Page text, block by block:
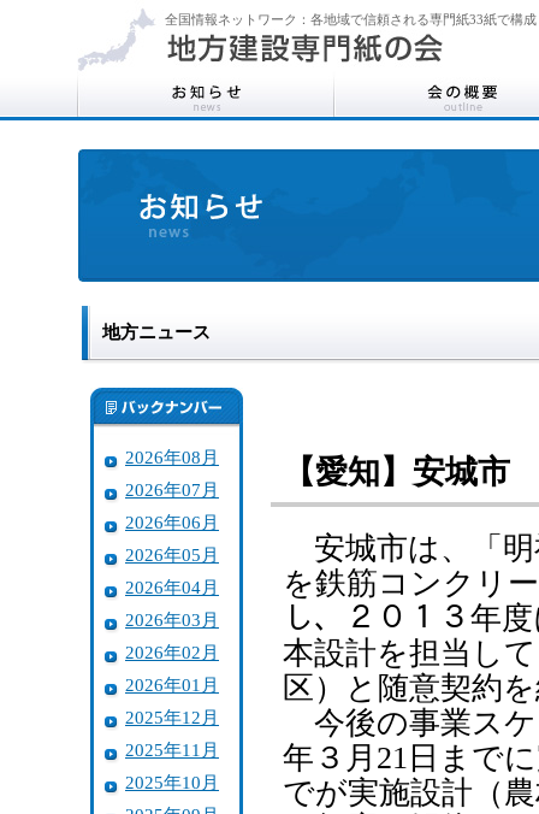
全国情報ネットワーク：各地域で信頼される専門紙33紙で構成
地方ニュース
2026年08月
2026年07月
2026年06月
2026年05月
2026年04月
2026年03月
2026年02月
2026年01月
2025年12月
2025年11月
2025年10月
【愛知】安城
安城市は、「明
を鉄筋コンクリ
し、２０１３年
本設計を担当し
区）と随意契約
今後の事業スケ
年３月21日まで
でが実施設計（